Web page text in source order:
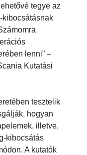
tegye az
kibocsátásnak
lenni” –
Kutatási
tesztelik
hogyan
illetve,
kibocsátás
A kutatók